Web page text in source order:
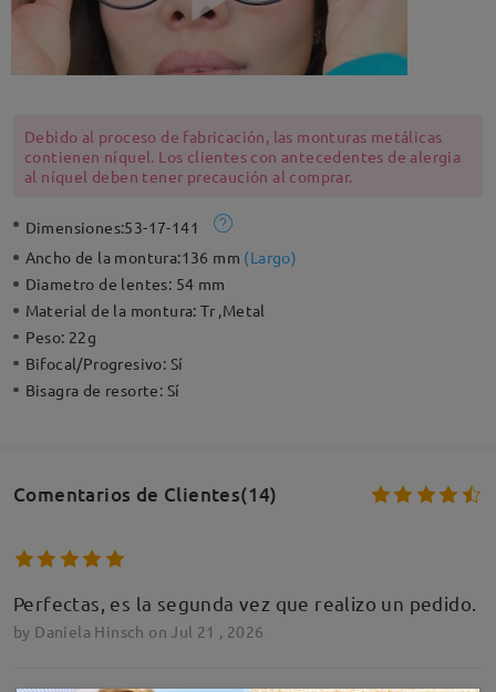
Debido al proceso de fabricación, las monturas metálicas
contienen níquel. Los clientes con antecedentes de alergia
al níquel deben tener precaución al comprar.
Dimensiones:53-17-141
Ancho de la montura:136 mm (Largo)
Diametro de lentes: 54 mm
Material de la montura:Tr ,Metal
Peso: 22g
Bifocal/Progresivo: Sí
Bisagra de resorte: Sí
Comentarios de Clientes(14)
Perfectas, es la segunda vez que realizo un pedido.
by Daniela Hinsch on Jul 21 , 2026